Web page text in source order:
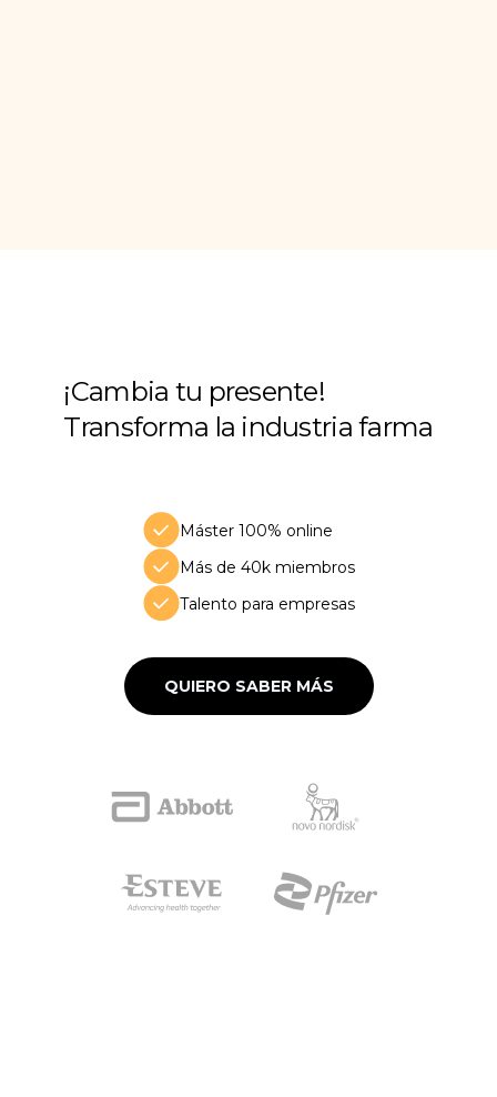
¡Cambia tu presente!
Transforma la industria farma
Máster 100% online
Más de 40k miembros
Talento para empresas
QUIERO SABER MÁS